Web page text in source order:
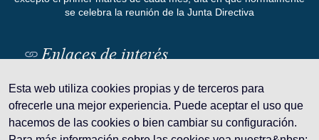
se celebra la reunión de la Junta Directiva
Enlaces de interés
Aviso legal
Esta web utiliza cookies propias y de terceros para
ofrecerle una mejor experiencia. Puede aceptar el uso que
hacemos de las cookies o bien cambiar su configuración.